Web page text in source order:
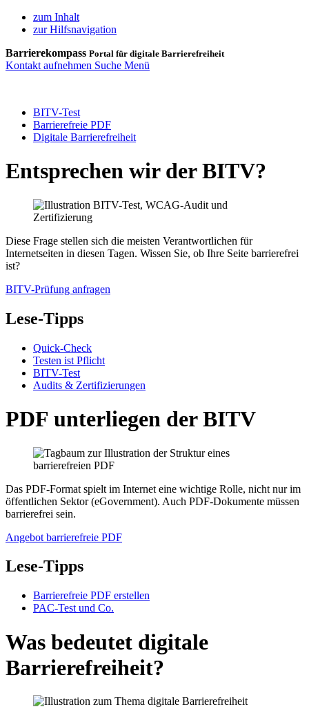
zum Inhalt
zur Hilfsnavigation
Barrierekompass Portal für digitale Barrierefreiheit
Kontakt aufnehmen Suche Menü
BITV-Test
Barrierefreie PDF
Digitale Barrierefreiheit
Entsprechen wir der BITV?
Diese Frage stellen sich die meisten Verantwortlichen für
Internetseiten in diesen Tagen. Wissen Sie, ob Ihre Seite barrierefrei
ist?
BITV-Prüfung anfragen
Lese-Tipps
Quick-Check
Testen ist Pflicht
BITV-Test
Audits & Zertifizierungen
PDF unterliegen der BITV
Das PDF-Format spielt im Internet eine wichtige Rolle, nicht nur im
öffentlichen Sektor (eGovernment). Auch PDF-Dokumente müssen
barrierefrei sein.
Angebot barrierefreie PDF
Lese-Tipps
Barrierefreie PDF erstellen
PAC-Test und Co.
Was bedeutet digitale
Barrierefreiheit?